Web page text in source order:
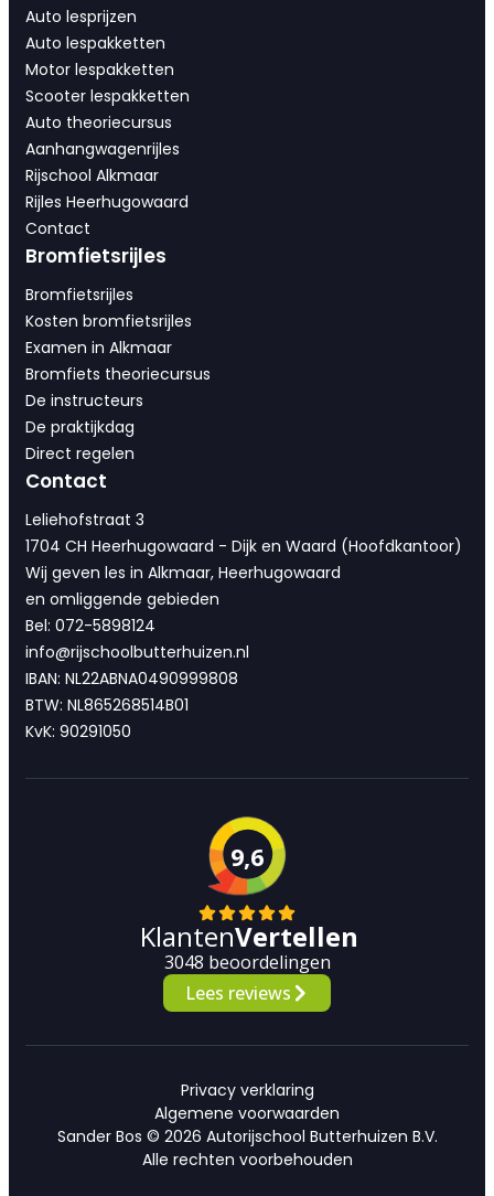
Auto lesprijzen
Auto lespakketten
Motor lespakketten
Scooter lespakketten
Auto theoriecursus
Aanhangwagenrijles
Rijschool Alkmaar
Rijles Heerhugowaard
Contact
Bromfietsrijles
Bromfietsrijles
Kosten bromfietsrijles
Examen in Alkmaar
Bromfiets theoriecursus
De instructeurs
De praktijkdag
Direct regelen
Contact
Leliehofstraat 3
1704 CH Heerhugowaard - Dijk en Waard (Hoofdkantoor)
Wij geven les in Alkmaar, Heerhugowaard
en omliggende gebieden
Bel: 072-5898124
info@rijschoolbutterhuizen.nl
IBAN: NL22ABNA0490999808
BTW: NL865268514B01
KvK: 90291050
9,6
KlantenVertellen
3048 beoordelingen
Lees reviews
Privacy verklaring
Algemene voorwaarden
Sander Bos © 2026 Autorijschool Butterhuizen B.V.
Alle rechten voorbehouden